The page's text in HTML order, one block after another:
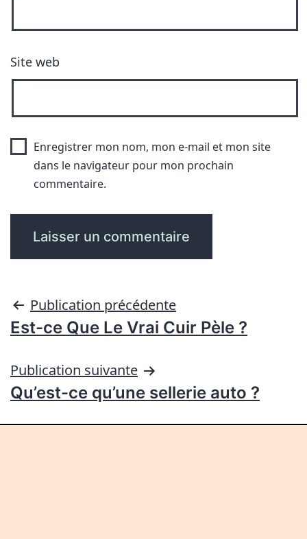
Site web
Enregistrer mon nom, mon e-mail et mon site
dans le navigateur pour mon prochain
commentaire.
Publication précédente
Est-ce Que Le Vrai Cuir Pèle ?
Publication suivante
Qu’est-ce qu’une sellerie auto ?